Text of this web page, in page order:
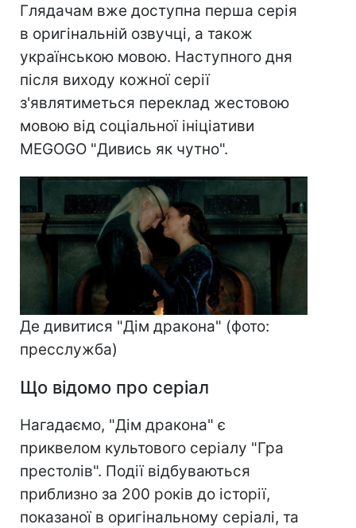
Глядачам вже доступна перша серія
в оригінальній озвучці, а також
українською мовою. Наступного дня
після виходу кожної серії
з'являтиметься переклад жестовою
мовою від соціальної ініціативи
MEGOGO "Дивись як чутно".
Де дивитися "Дім дракона" (фото:
пресслужба)
Що відомо про серіал
Нагадаємо, "Дім дракона" є
приквелом культового серіалу "Гра
престолів". Події відбуваються
приблизно за 200 років до історії,
показаної в оригінальному серіалі, та